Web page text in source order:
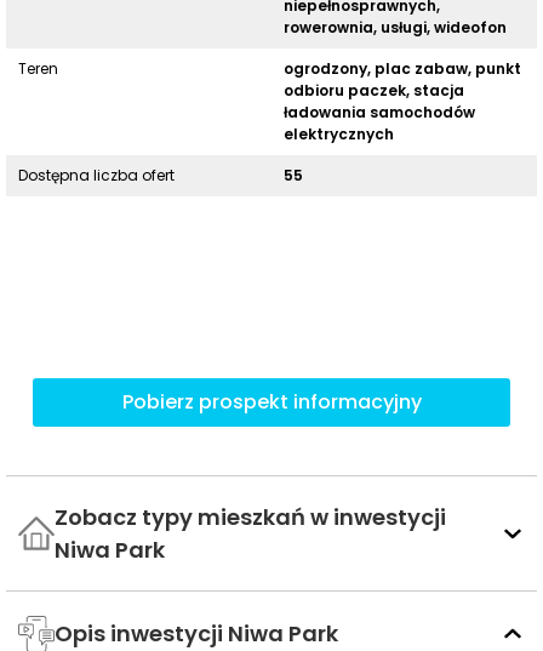
niepełnosprawnych,
rowerownia, usługi, wideofon
Teren
ogrodzony, plac zabaw, punkt
odbioru paczek, stacja
ładowania samochodów
elektrycznych
Dostępna liczba ofert
55
Pobierz prospekt informacyjny
Zobacz typy mieszkań w inwestycji
Niwa Park
Opis inwestycji Niwa Park